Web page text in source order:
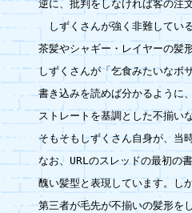
逆に、批判をしなければ客の注
しずくさんが強く非難してい
茶髪やシャギー・レイヤーの髪
しずくさんが「乞食みたいなボ
書き込みを読めば分かるように
ストレートを基調とした不揃い
そもそもしずくさん自身が、当
なお、URLのスレッドの最初の
醜い髪型と表現しています。し
第三者が毛先が不揃いの髪形を